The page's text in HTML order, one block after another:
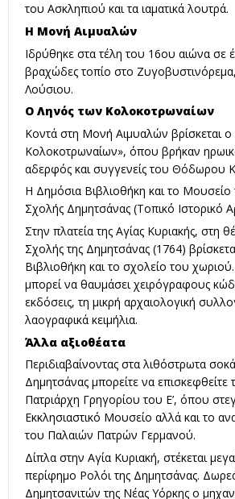
του Ασκληπιού και τα ιαματικά λουτρά.
Η Μονή Αιμυαλών
Ιδρύθηκε στα τέλη του 16ου αιώνα σε
βραχώδες τοπίο στο
Λούσιου.
Ο Ληνός των Κολοκοτρωναίων
Κοντά στη Μονή Αιμυαλών βρίσκεται
Κολοκοτρωναίων», όπου βρήκαν
αδερφός και συγγενείς του Θόδωρου
Η Δημόσια Βιβλιοθήκη και το Μουσείο
Σχολής Δημητσάνας (Τοπικό Ιστορικό
Στην πλατεία της Αγίας Κυριακής, στη
Σχολής της Δημητσάνας (1764)
Βιβλιοθήκη και το σχολείο του
μπορεί να θαυμάσει χειρόγραφους
εκδόσεις, τη μικρή αρχαιολογική
λαογραφικά κειμήλια.
Άλλα αξιοθέατα
Περιδιαβαίνοντας στα λιθόστρωτα
Δημητσάνας μπορείτε να επισκεφθείτε
Πατριάρχη Γρηγορίου του Ε’, όπου
Εκκλησιαστικό Μουσείο αλλά και το
του Παλαιών Πατρών Γερμανού.
Δίπλα στην Αγία Κυριακή, στέκεται
περίφημο Ρολόι της Δημητσάνας.
Δημητσανιτών της Νέας Υόρκης ο